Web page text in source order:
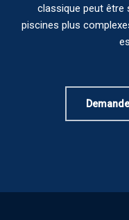
classique peut être
piscines plus